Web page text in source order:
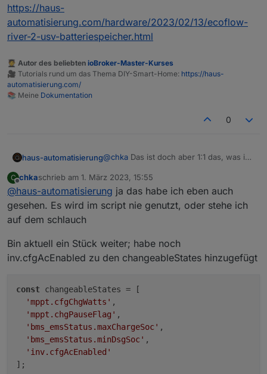
    "xboost": 255
  },
  "from": "iOS",
  "moduleSn": "R6XXXXX",
  "moduleType": 5,
  "operateType": "acOutCfg",
https://haus-
automatisierung.com/hardware/2023/02/13/ecoflow-
river-2-usv-batteriespeicher.html
🧑‍🎓 Autor des beliebten ioBroker-Master-Kurses
🎥 Tutorials rund um das Thema DIY-Smart-Home: https://haus-
automatisierung.com/
📚 Meine Dokumentation
0
haus-automatisierung@chka Das ist doch aber 1:1 das, was ich
schon im Script bereitgestellt habe?
https://haus-
automatisierung.com/hardware/2023/02
/13/ecoflow-river-2-usv-
batteriespeicher.html
C
Offline
chkaschrieb am 1. März 2023, 15:55
zuletzt editiert von
@haus-automatisierung ja das habe ich eben auch
gesehen. Es wird im script nie genutzt, oder stehe ich
auf dem schlauch
Bin aktuell ein Stück weiter; habe noch
inv.cfgAcEnabled zu den changeableStates hinzugefügt
const changeableStates = [
'mppt.cfgChgWatts' ,
'mppt.chgPauseFlag' ,
'bms_emsStatus.maxChargeSoc' ,
'bms_emsStatus.minDsgSoc' ,
'inv.cfgAcEnabled'